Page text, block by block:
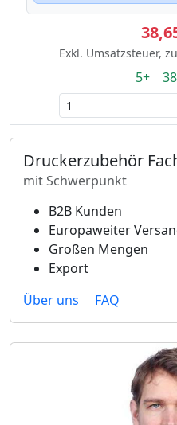
Exkl. Umsatzsteuer,
5+
Druckerzubehör
mit Schwerpunkt
B2B Kunden
Europaweiter
Großen Mengen
Export
Über uns
FAQ